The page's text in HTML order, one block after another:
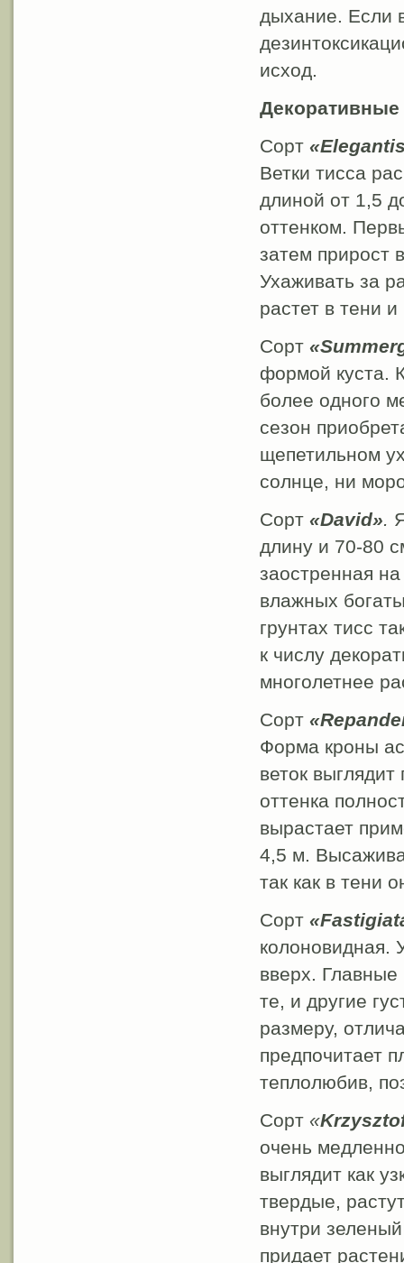
дыхание. Если
исход.
Сорт
Ветки тисса
длиной от 1,5
оттенком.
затем прирост
Ухаживать за
растет в тени
Сорт
формой куста.
более одного
сезон
щепетильном
солнце, ни
Сорт «David».
длину и 70-80
заостренная
влажных
грунтах тисс
к числу
многолетнее
Сорт
Форма кроны
веток
оттенка
вырастает
4,5 м.
так как в тени
Сорт
колоновидная.
вверх. Главные
те, и другие
размеру,
предпочитает
теплолюбив,
Сорт «
очень
выглядит как
твердые,
внутри
придает